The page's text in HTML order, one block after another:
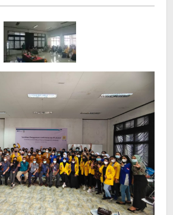
Sekota
Star